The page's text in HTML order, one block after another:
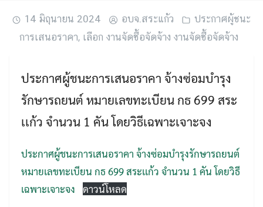
14 มิถุนายน 2024 อบจ.สระแก้ว
ประกาศผู้ชนะ
การเสนอราคา, เลือก งานจัดซื้อจัดจ้าง งานจัดซื้อจัดจ้าง
ประกาศผู้ชนะการเสนอราคา จ้างซ่อมบำรุง
รักษารถยนต์ หมายเลขทะเบียน กธ 699 สระ
เเก้ว จำนวน 1 คัน โดยวิธีเฉพาะเจาะจง
ประกาศผู้ชนะการเสนอราคา จ้างซ่อมบำรุงรักษารถยนต์
หมายเลขทะเบียน กธ 699 สระเเก้ว จำนวน 1 คัน โดยวิธี
เฉพาะเจาะจง
ดาวน์โหลด